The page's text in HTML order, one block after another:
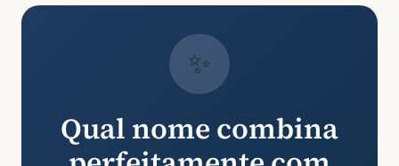
✨
Qual nome combina